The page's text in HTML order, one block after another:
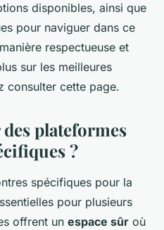
disponibles, ainsi que
pour naviguer dans ce
respectueuse et
sur les meilleures
consulter cette page.
plateformes
?
spécifiques pour la
pour plusieurs
offrent un espace sûr où